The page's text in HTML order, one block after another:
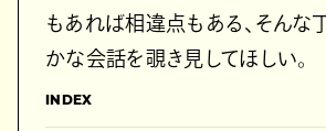
もあれば相違点もある、そんな
かな会話を覗き見してほしい。
INDEX